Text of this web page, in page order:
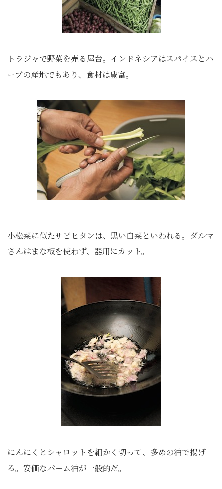
トラジャで野菜を売る屋台。インドネシアはスパイスとハ
ーブの産地でもあり、食材は豊富。
小松菜に似たサビヒタンは、黒い白菜といわれる。ダルマ
さんはまな板を使わず、器用にカット。
にんにくとシャロットを細かく切って、多めの油で揚げ
る。安価なパーム油が一般的だ。